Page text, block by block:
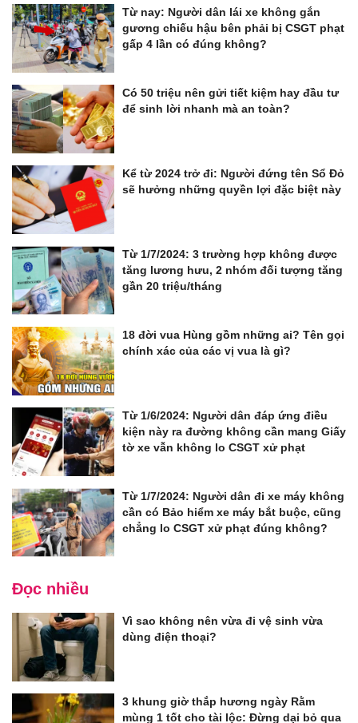
Từ nay: Người dân lái xe không gắn
gương chiếu hậu bên phải bị CSGT phạt
gấp 4 lần có đúng không?
Có 50 triệu nên gửi tiết kiệm hay đầu tư
để sinh lời nhanh mà an toàn?
Kể từ 2024 trở đi: Người đứng tên Sổ Đỏ
sẽ hưởng những quyền lợi đặc biệt này
Từ 1/7/2024: 3 trường hợp không được
tăng lương hưu, 2 nhóm đối tượng tăng
gần 20 triệu/tháng
18 đời vua Hùng gồm những ai? Tên gọi
chính xác của các vị vua là gì?
Từ 1/6/2024: Người dân đáp ứng điều
kiện này ra đường không cần mang Giấy
tờ xe vẫn không lo CSGT xử phạt
Từ 1/7/2024: Người dân đi xe máy không
cần có Bảo hiểm xe máy bắt buộc, cũng
chẳng lo CSGT xử phạt đúng không?
Đọc nhiều
Vì sao không nên vừa đi vệ sinh vừa
dùng điện thoại?
3 khung giờ thắp hương ngày Rằm
mùng 1 tốt cho tài lộc: Đừng dại bỏ qua